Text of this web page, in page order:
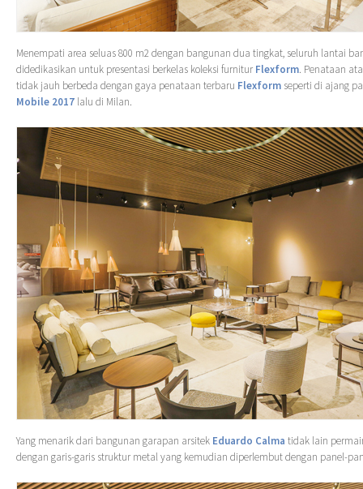
Menempati area seluas 800 m2 dengan bangunan dua tingkat, seluruh lantai
didedikasikan untuk presentasi berkelas koleksi furnitur Flexform. Penataan
tidak jauh berbeda dengan gaya penataan terbaru Flexform seperti di ajang
Mobile 2017 lalu di Milan.
Yang menarik dari bangunan garapan arsitek Eduardo Calma tidak lain
dengan garis-garis struktur metal yang kemudian diperlembut dengan panel-